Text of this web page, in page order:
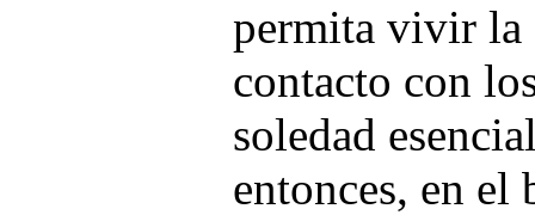
permita vivir la
contacto con
soledad
entonces, en el